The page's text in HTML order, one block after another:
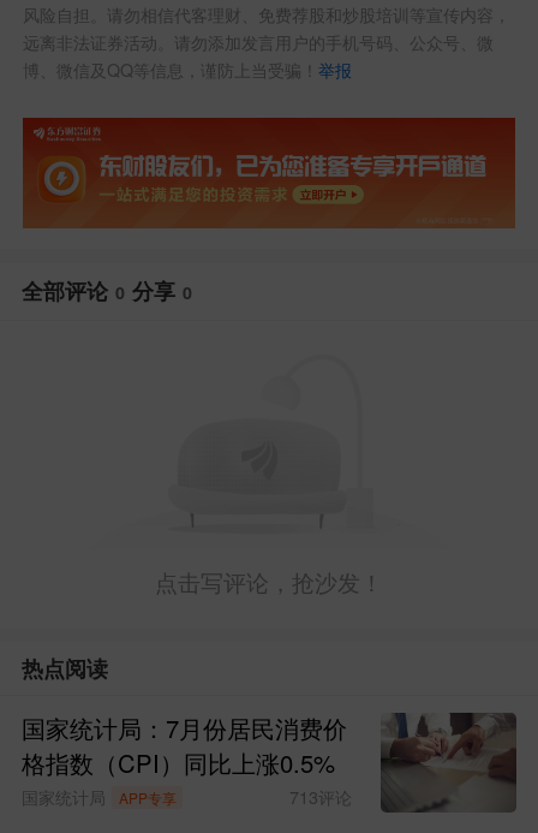
免责声明：本文基于AI生产，仅供参考，
担。东方财富发布此内容旨在传播更多信
息，与本平台立场无关。东方财富力求但
不保证数据的完全准确，如有错漏请以中
国证监会指定上市公司信息披露媒体为
风险自担。请勿相信代客理财、免费荐股和炒股培训等宣传内容，
远离非法证券活动。请勿添加发言用户的手机号码、公众号、微
博、微信及QQ等信息，谨防上当受骗！举报
全部评论 0 分享 0
点击写评论，抢沙发！
热点阅读
国家统计局：7月份居民消费价
格指数（CPI）同比上涨0.5%
国家统计局 APP专享 713评论